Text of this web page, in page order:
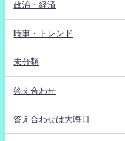
政治・経済
時事・トレンド
未分類
答え合わせ
答え合わせは大晦日